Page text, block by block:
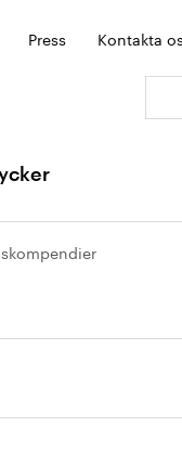
Press Kontakta